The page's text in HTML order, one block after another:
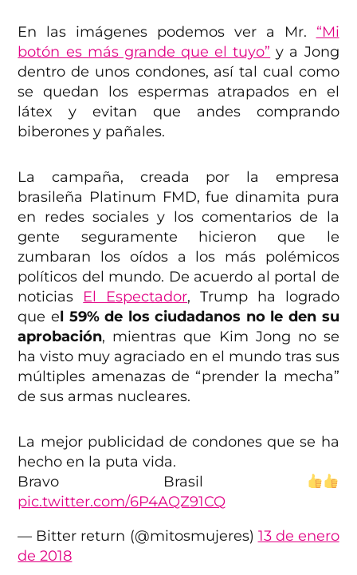
En las imágenes podemos ver a Mr. “Mi
botón es más grande que el tuyo” y a Jong
dentro de unos condones, así tal cual como
se quedan los espermas atrapados en el
látex y evitan que andes comprando
biberones y pañales.
La campaña, creada por la empresa
brasileña Platinum FMD, fue dinamita pura
en redes sociales y los comentarios de la
gente seguramente hicieron que le
zumbaran los oídos a los más polémicos
políticos del mundo. De acuerdo al portal de
noticias El Espectador, Trump ha logrado
que el 59% de los ciudadanos no le den su
aprobación, mientras que Kim Jong no se
ha visto muy agraciado en el mundo tras sus
múltiples amenazas de “prender la mecha”
de sus armas nucleares.
La mejor publicidad de condones que se ha
hecho en la puta vida.
Bravo Brasil
pic.twitter.com/6P4AQZ91CQ
— Bitter return (@mitosmujeres) 13 de enero
de 2018